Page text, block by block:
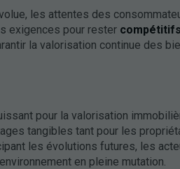
les attentes des
exigences pour rester compétitifs
la valorisation continue des
pour la valorisation
tangibles tant pour les
les évolutions futures, les
en pleine mutation.